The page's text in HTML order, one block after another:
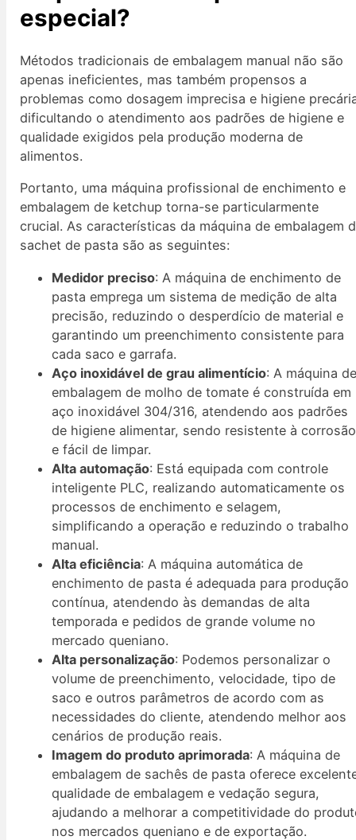
especial?
Métodos tradicionais de embalagem manual não são
apenas ineficientes, mas também propensos a
problemas como dosagem imprecisa e higiene
dificultando o atendimento aos padrões de higiene e
qualidade exigidos pela produção moderna de
alimentos.
Portanto, uma máquina profissional de enchimento e
embalagem de ketchup torna-se particularmente
crucial. As características da máquina de embalagem
sachet de pasta são as seguintes:
Medidor preciso: A máquina de enchimento de
pasta emprega um sistema de medição de alta
precisão, reduzindo o desperdício de material e
garantindo um preenchimento consistente para
cada saco e garrafa.
Aço inoxidável de grau alimentício: A máquina
embalagem de molho de tomate é construída em
aço inoxidável 304/316, atendendo aos padrões
de higiene alimentar, sendo resistente à corrosão
e fácil de limpar.
Alta automação: Está equipada com controle
inteligente PLC, realizando automaticamente os
processos de enchimento e selagem,
simplificando a operação e reduzindo o trabalho
manual.
Alta eficiência: A máquina automática de
enchimento de pasta é adequada para produção
contínua, atendendo às demandas de alta
temporada e pedidos de grande volume no
mercado queniano.
Alta personalização: Podemos personalizar o
volume de preenchimento, velocidade, tipo de
saco e outros parâmetros de acordo com as
necessidades do cliente, atendendo melhor aos
cenários de produção reais.
Imagem do produto aprimorada: A máquina de
embalagem de sachês de pasta oferece
qualidade de embalagem e vedação segura,
ajudando a melhorar a competitividade do
nos mercados queniano e de exportação.